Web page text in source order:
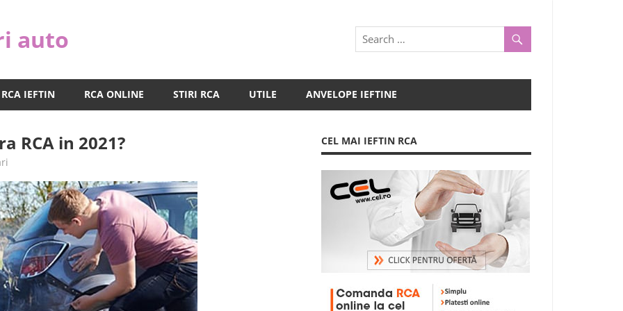
auto
RCA IEFTIN RCA ONLINE STIRI RCA UTILE ANVELOPE IEFTINE
RCA in 2021? CEL MAI IEFTIN RCA